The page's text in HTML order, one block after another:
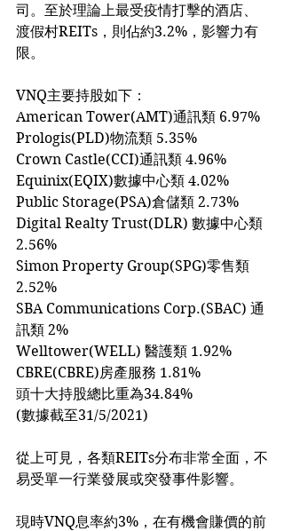
司。至於理論上最受疫情打擊的酒店、
渡假村REITs，則佔約3.2%，影響力有
限。
VNQ主要持股如下：
American Tower(AMT)通訊類 6.97%
Prologis(PLD)物流類 5.35%
Crown Castle(CCI)通訊類 4.96%
Equinix(EQIX)數據中心類 4.02%
Public Storage(PSA)倉儲類 2.73%
Digital Realty Trust(DLR) 數據中心類
2.56%
Simon Property Group(SPG)零售類
2.52%
SBA Communications Corp.(SBAC) 通
訊類 2%
Welltower(WELL) 醫護類 1.92%
CBRE(CBRE)房產服務 1.81%
頭十大持股總比重為34.84%
(數據截至31/5/2021)
從上可見，各類REITs分布非常全面，不
易受單一行業發展或突發事件影響。
現時VNQ息率約3%，在有機會賺價的前